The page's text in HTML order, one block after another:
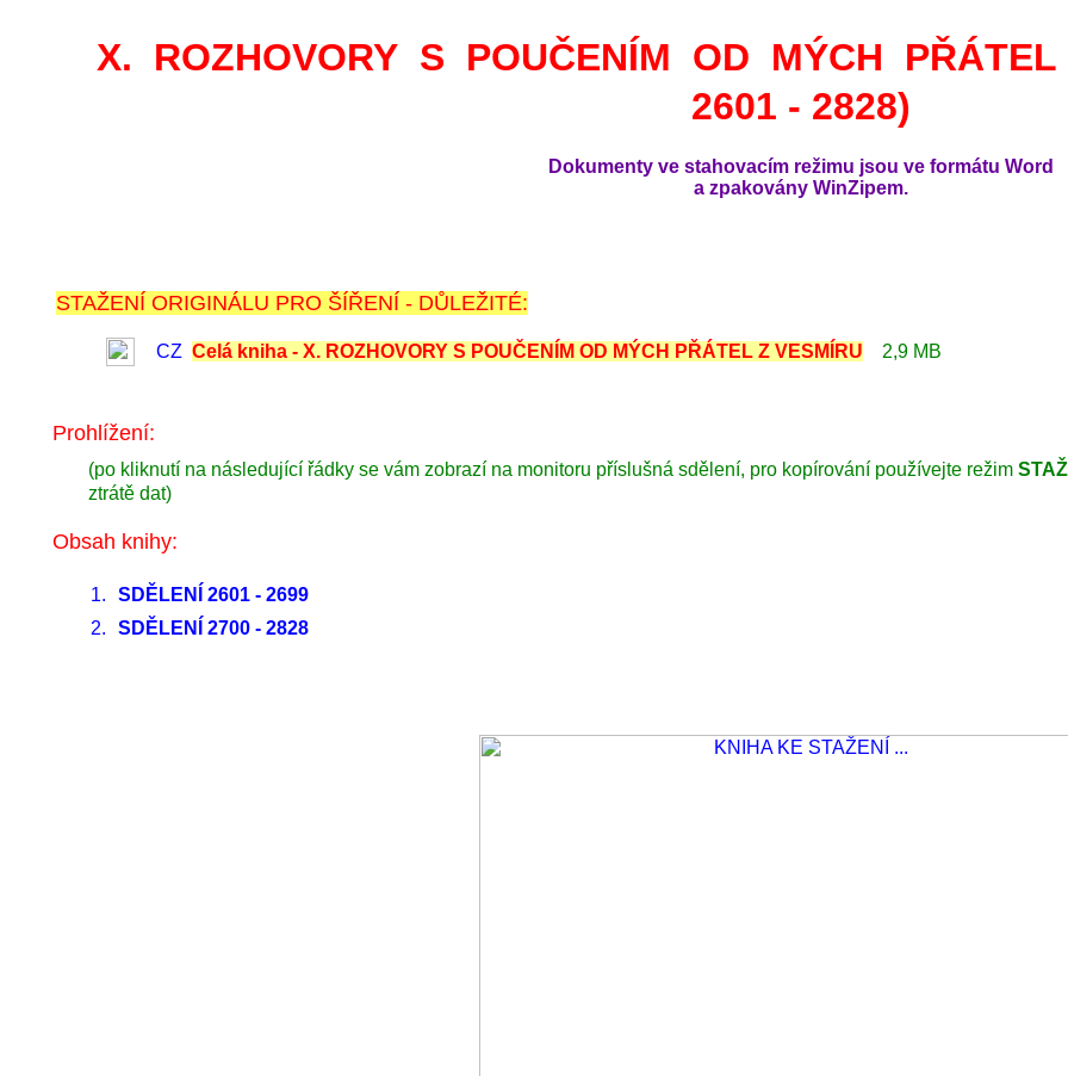
X. ROZHOVORY S POUČENÍM OD MÝCH
2601 - 2828)
Dokumenty ve stahovacím režimu jsou ve formátu Word
a zpakovány WinZipem.
STAŽENÍ ORIGINÁLU PRO ŠÍŘENÍ - DŮLEŽITÉ:
CZ Celá kniha - X. ROZHOVORY S POUČENÍM OD MÝCH PŘÁTEL Z VESMÍRU 2,9 MB
Prohlížení:
(po kliknutí na následující řádky se vám zobrazí na monitoru příslušná sdělení, pro kopírování používejte režim
ztrátě dat)
Obsah knihy:
1.
SDĚLENÍ 2601 - 2699
2.
SDĚLENÍ 2700 - 2828